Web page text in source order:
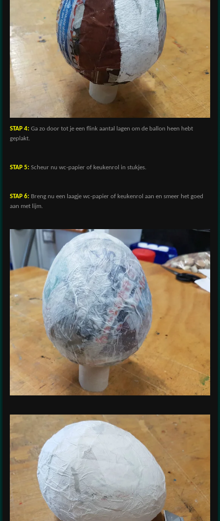
STAP 4: Ga zo door tot je een flink aantal lagen om de ballon heen hebt
geplakt.
STAP 5: Scheur nu wc-papier of keukenrol in stukjes.
STAP 6: Breng nu een laagje wc-papier of keukenrol aan en smeer het goed
aan met lijm.